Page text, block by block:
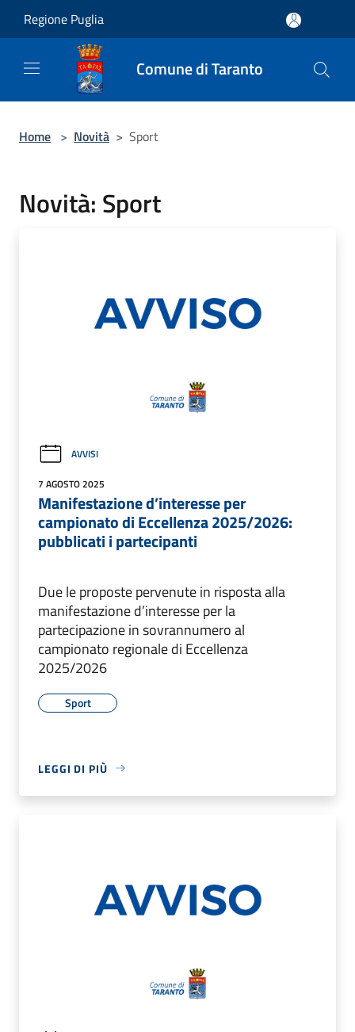
Regione Puglia
Comune di Taranto
Home > Novità > Sport
Novità: Sport
AVVISI
7 AGOSTO 2025
Manifestazione d’interesse per
campionato di Eccellenza 2025/2026:
pubblicati i partecipanti
Due le proposte pervenute in risposta alla
manifestazione d’interesse per la
partecipazione in sovrannumero al
campionato regionale di Eccellenza
2025/2026
Sport
LEGGI DI PIÙ